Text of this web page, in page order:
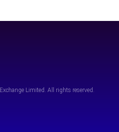
Exchange Limited. All rights reserved.